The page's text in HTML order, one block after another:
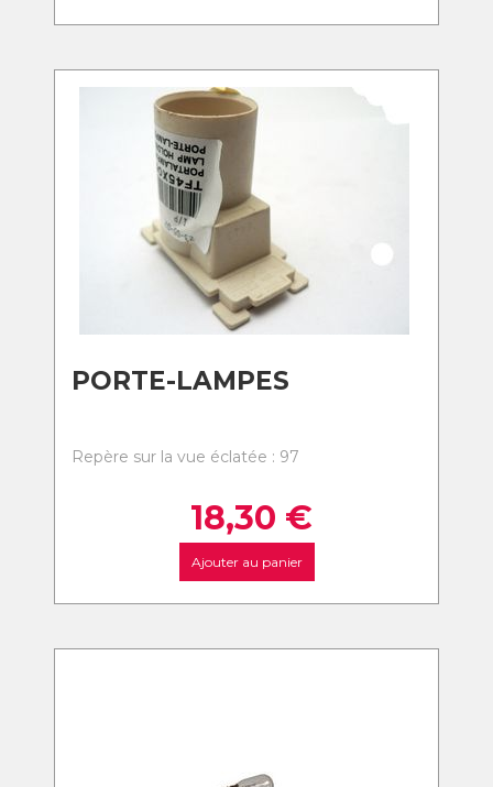
PORTE-LAMPES
Repère sur la vue éclatée : 97
18,30 €
Ajouter au panier